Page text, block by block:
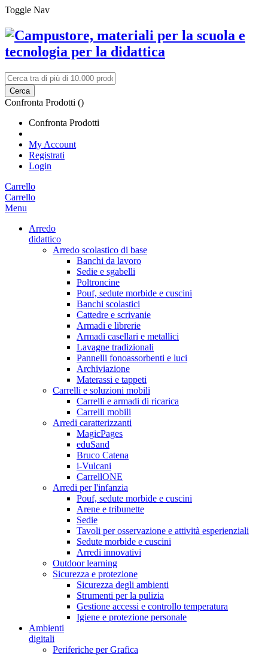
Toggle Nav
Cerca
Confronta Prodotti ()
Confronta Prodotti
My Account
Registrati
Login
Carrello
Carrello
Menu
Arredo
didattico
Arredo scolastico di base
Banchi da lavoro
Sedie e sgabelli
Poltroncine
Pouf, sedute morbide e cuscini
Banchi scolastici
Cattedre e scrivanie
Armadi e librerie
Armadi casellari e metallici
Lavagne tradizionali
Pannelli fonoassorbenti e luci
Archiviazione
Materassi e tappeti
Carrelli e soluzioni mobili
Carrelli e armadi di ricarica
Carrelli mobili
Arredi caratterizzanti
MagicPages
eduSand
Bruco Catena
i-Vulcani
CarrellONE
Arredi per l'infanzia
Pouf, sedute morbide e cuscini
Arene e tribunette
Sedie
Tavoli per osservazione e attività esperienziali
Sedute morbide e cuscini
Arredi innovativi
Outdoor learning
Sicurezza e protezione
Sicurezza degli ambienti
Strumenti per la pulizia
Gestione accessi e controllo temperatura
Igiene e protezione personale
Ambienti
digitali
Periferiche per Grafica